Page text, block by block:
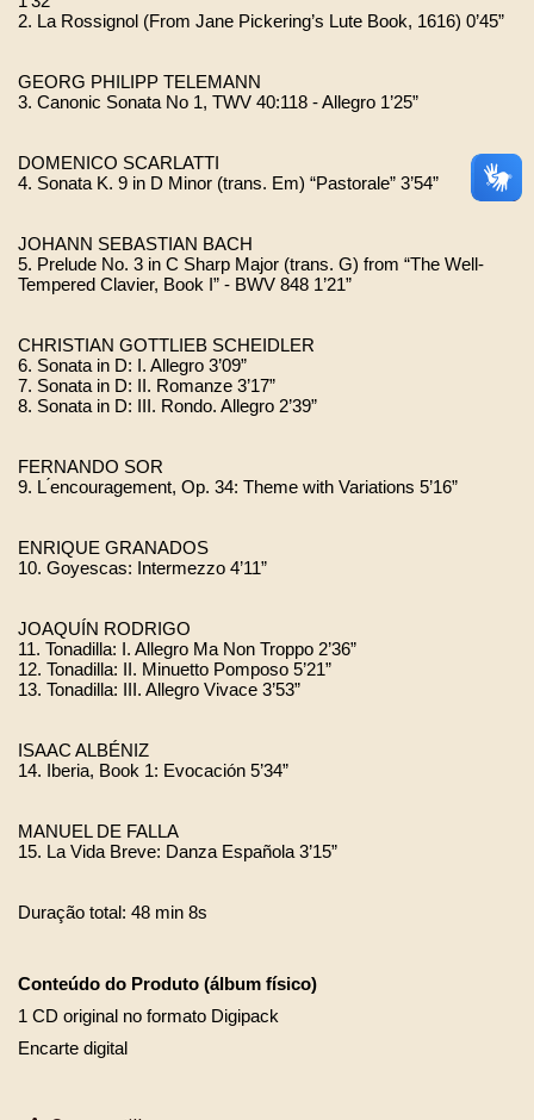
2. La Rossignol (From Jane Pickering’s Lute Book, 1616) 0’45”
GEORG PHILIPP TELEMANN
3. Canonic Sonata No 1, TWV 40:118 - Allegro 1’25”
DOMENICO SCARLATTI
4. Sonata K. 9 in D Minor (trans. Em) “Pastorale” 3’54”
JOHANN SEBASTIAN BACH
5. Prelude No. 3 in C Sharp Major (trans. G) from “The Well-
Tempered Clavier, Book I” - BWV 848 1’21”
CHRISTIAN GOTTLIEB SCHEIDLER
6. Sonata in D: I. Allegro 3’09”
7. Sonata in D: II. Romanze 3’17”
8. Sonata in D: III. Rondo. Allegro 2’39”
FERNANDO SOR
9. L ́encouragement, Op. 34: Theme with Variations 5’16”
ENRIQUE GRANADOS
10. Goyescas: Intermezzo 4’11”
JOAQUÍN RODRIGO
11. Tonadilla: I. Allegro Ma Non Troppo 2’36”
12. Tonadilla: II. Minuetto Pomposo 5’21”
13. Tonadilla: III. Allegro Vivace 3’53”
ISAAC ALBÉNIZ
14. Iberia, Book 1: Evocación 5’34”
MANUEL DE FALLA
15. La Vida Breve: Danza Española 3’15”
Duração total: 48 min 8s
Conteúdo do Produto (álbum físico)
1 CD original no formato Digipack
Encarte digital